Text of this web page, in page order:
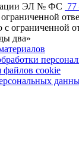
ЭЛ № ФС
ограниченной
два»
файлов cookie